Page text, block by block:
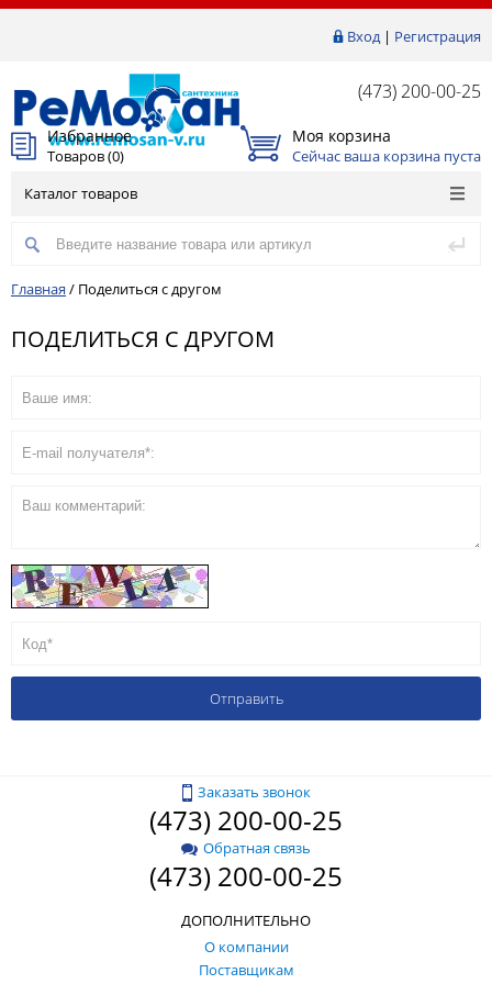
Вход| Регистрация
(473) 200-00-25
Избранное
Товаров (0)
Моя корзина
Сейчас ваша корзина пуста
Каталог товаров
Главная / Поделиться с другом
ПОДЕЛИТЬСЯ С ДРУГОМ
Заказать звонок
(473) 200-00-25
Обратная связь
(473) 200-00-25
ДОПОЛНИТЕЛЬНО
О компании
Поставщикам